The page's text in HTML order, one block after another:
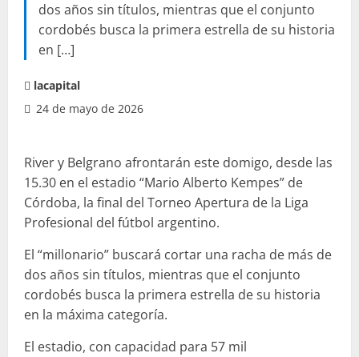
dos años sin títulos, mientras que el conjunto
cordobés busca la primera estrella de su historia
en […]
lacapital
24 de mayo de 2026
River y Belgrano afrontarán este domigo, desde las
15.30 en el estadio “Mario Alberto Kempes” de
Córdoba, la final del Torneo Apertura de la Liga
Profesional del fútbol argentino.
El “millonario” buscará cortar una racha de más de
dos años sin títulos, mientras que el conjunto
cordobés busca la primera estrella de su historia
en la máxima categoría.
El estadio, con capacidad para 57 mil